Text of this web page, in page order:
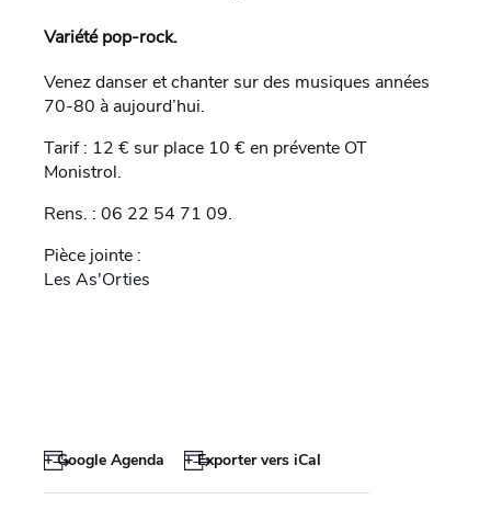
Variété pop-rock.
Venez danser et chanter sur des musiques années
70-80 à aujourd’hui.
Tarif : 12 € sur place 10 € en prévente OT
Monistrol.
Rens. : 06 22 54 71 09.
Pièce jointe :
Les As'Orties
+ Google Agenda + Exporter vers iCal